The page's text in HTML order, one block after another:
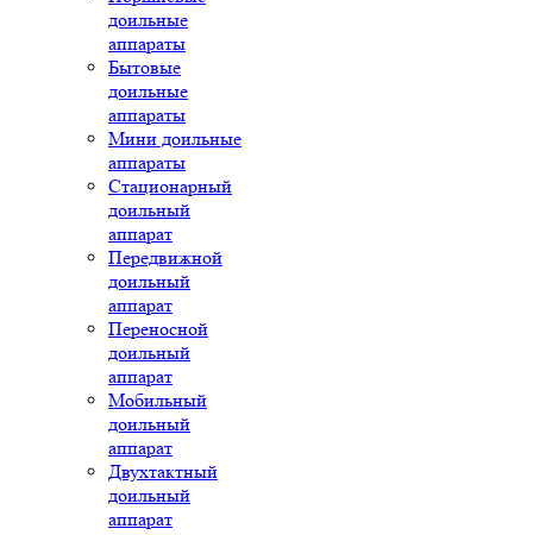
доильные
аппараты
Бытовые
доильные
аппараты
Мини доильные
аппараты
Стационарный
доильный
аппарат
Передвижной
доильный
аппарат
Переносной
доильный
аппарат
Мобильный
доильный
аппарат
Двухтактный
доильный
аппарат